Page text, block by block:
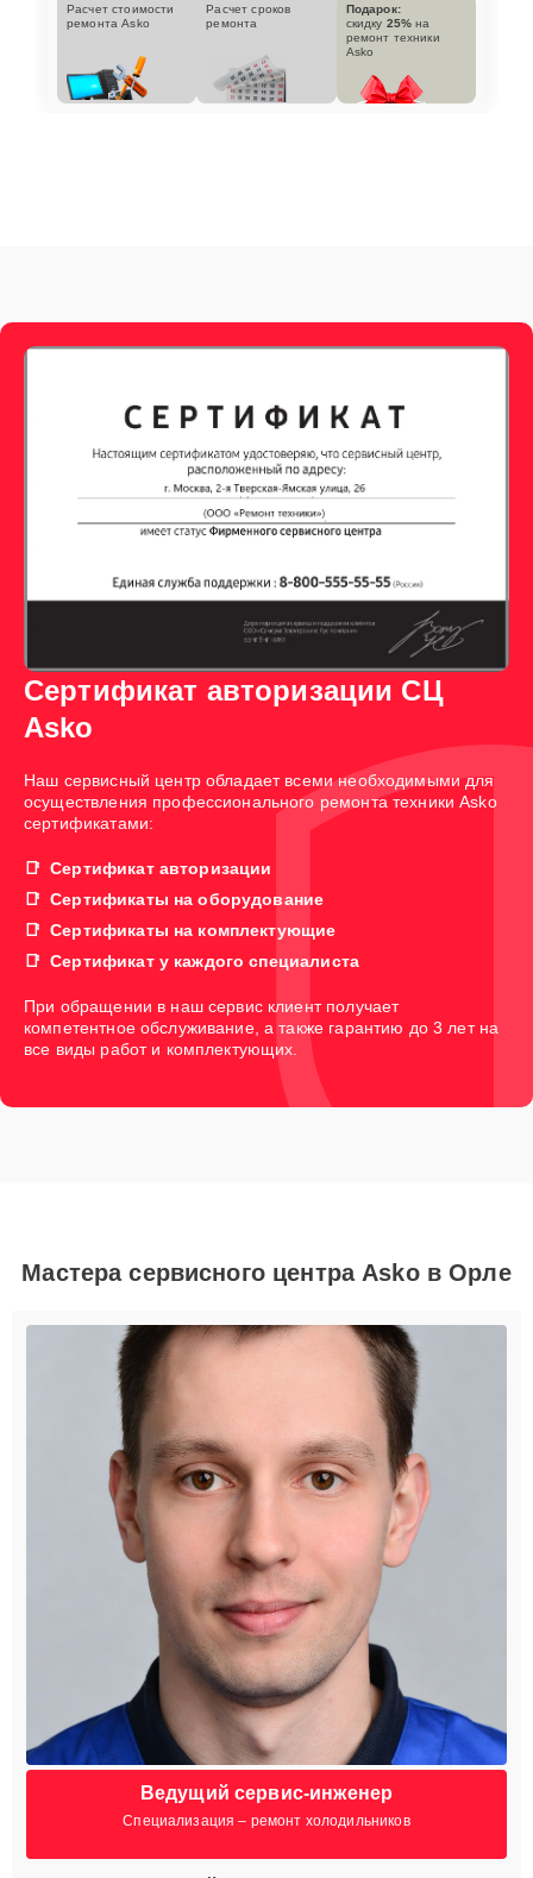
Расчет стоимости
ремонта Asko
Расчет сроков
ремонта
Подарок:
скидку 25% на
ремонт техники
Asko
Сертификат авторизации СЦ
Asko
Наш сервисный центр обладает всеми необходимыми для
осуществления профессионального ремонта техники Asko
сертификатами:
Сертификат авторизации
Сертификаты на оборудование
Сертификаты на комплектующие
Сертификат у каждого специалиста
При обращении в наш сервис клиент получает
компетентное обслуживание, а также гарантию до 3 лет на
все виды работ и комплектующих.
Мастера сервисного центра Asko в Орле
Ведущий сервис-инженер
Специализация – ремонт холодильников